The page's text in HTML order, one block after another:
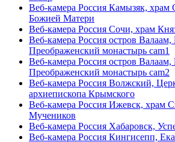
Веб-камера Россия Камызяк, храм
Божией Матери
Веб-камера Россия Сочи, храм
Веб-камера Россия остров
Преображенский монастырь cam1
Веб-камера Россия остров
Преображенский монастырь cam2
Веб-камера Россия Волжский,
архиепископа Крымского
Веб-камера Россия Ижевск, храм
Мучеников
Веб-камера Россия Хабаровск,
Веб-камера Россия Кингисепп,